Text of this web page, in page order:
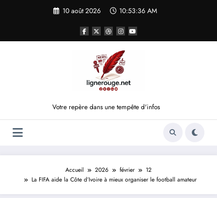
10 août 2026 10:53:36 AM
Votre repère dans une tempête d'infos
Accueil 2026 février
12
La FIFA aide la Côte d’Ivoire à mieux organiser le football amateur